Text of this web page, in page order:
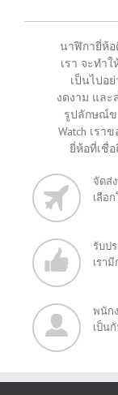
นาฬิกายี่ห้
เรา จะทำ
เป็นไปอ
งดงาม และ
รูปลักษณ์ข
Watch เร
ยี่ห้อที่เชื่
จัดส่
เลือ
รับป
เรา
พนัก
เป็น